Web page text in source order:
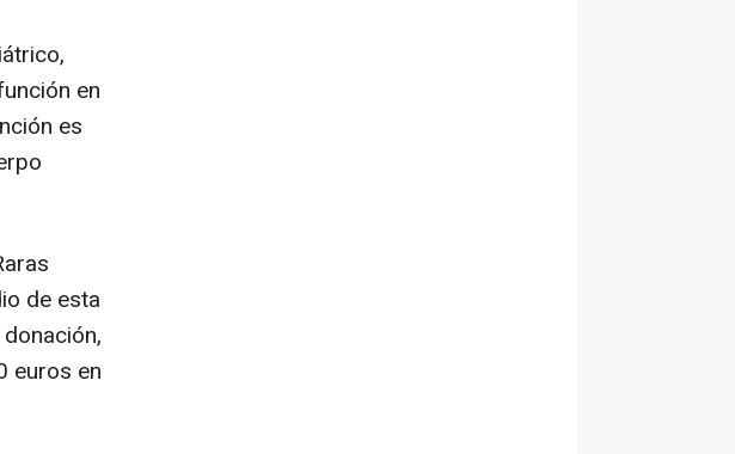
en
es
de esta
euros en